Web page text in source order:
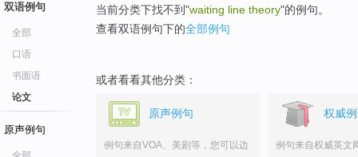
双语例句
全部
口语
书面语
论文
原声例句
当前分类下找不到"waiting line theory"的例句。
查看双语例句下的全部例句
或者看看其他分类：
原声例句
例句来自VOA、美剧等，您可以边
权威
例句来自权威英文